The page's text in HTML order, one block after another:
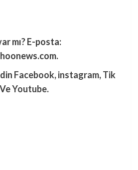
mı? E-posta:
.
Facebook,instagram,Tik
VeYoutube.